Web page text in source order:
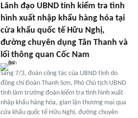
Lãnh đạo UBND tỉnh kiểm tra tình
hình xuất nhập khẩu hàng hóa tại
cửa khẩu quốc tế Hữu Nghị,
đường chuyên dụng Tân Thanh và
lối thông quan Cốc Nam
Sáng 7/3, đoàn công tác của UBND tỉnh do
đồng chí Đoàn Thanh Sơn, Phó Chủ tịch UBND
tỉnh làm trưởng đoàn kiểm tra tình hình xuất
nhập khẩu hàng hóa, gian lận thương mại qua
cửa khẩu quốc tế Hữu Nghị, đường chuyên